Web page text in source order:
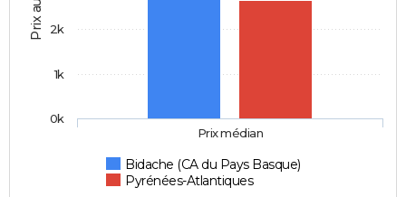
Bidache (CA du Pays Basque)
Pyrénées-Atlantiques
Prix médian
0k
1k
2k